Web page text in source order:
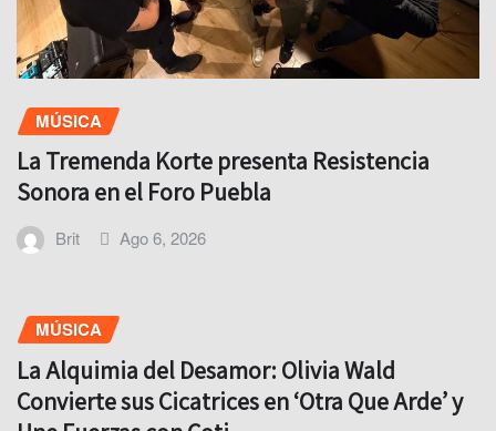
MÚSICA
La Tremenda Korte presenta Resistencia
Sonora en el Foro Puebla
Brit Ago 6, 2026
MÚSICA
La Alquimia del Desamor: Olivia Wald
Convierte sus Cicatrices en ‘Otra Que Arde’ y